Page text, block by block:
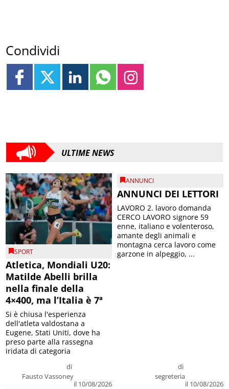
Condividi
ULTIME NEWS
SPORT
Atletica, Mondiali U20:
Matilde Abelli brilla
nella finale della
4×400, ma l’Italia è 7ª
di
Fausto Vassoney
il 10/08/2026
Si è chiusa l'esperienza
dell'atleta valdostana a
Eugene, Stati Uniti, dove ha
preso parte alla rassegna
iridata di categoria
ANNUNCI
ANNUNCI DEI LETTORI
di
segreteria
il 10/08/2026
LAVORO 2. lavoro domanda
CERCO LAVORO signore 59
enne, italiano e volenteroso,
amante degli animali e
montagna cerca lavoro come
garzone in alpeggio, ...